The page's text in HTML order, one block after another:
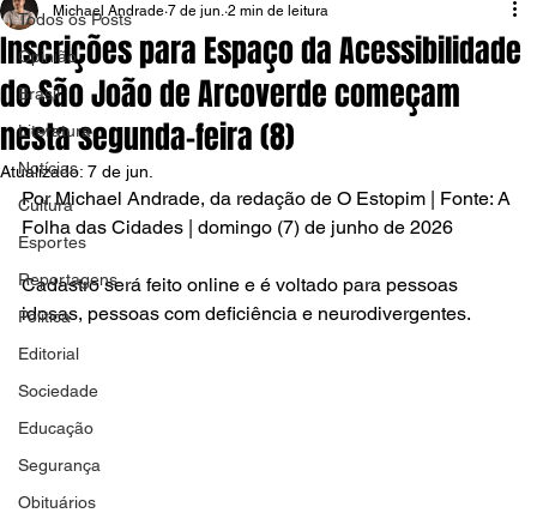
Todos os Posts
Opinião
Brasil
Literatura
Notícias
Cultura
Esportes
Reportagens
Política
Editorial
Sociedade
Educação
Segurança
Obituários
Inscrições para Espaço da Acessibilidade
do São João de Arcoverde começam
nesta segunda-feira (8)
Michael Andrade 7 de jun. 2 min de leitura
Atualizado: 7 de jun.
Por Michael Andrade, da redação de O Estopim | Fonte: A
Folha das Cidades | domingo (7) de junho de 2026
Cadastro será feito online e é voltado para pessoas
idosas, pessoas com deficiência e neurodivergentes.